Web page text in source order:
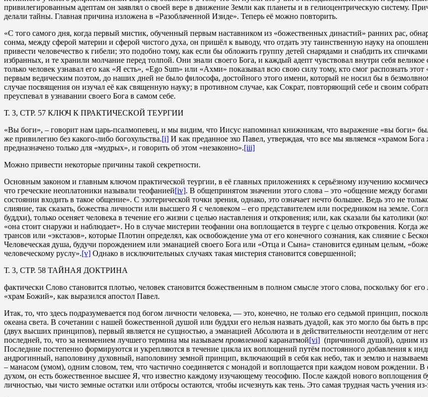
привилегированным адептам он заявлял о своей вере в движение Земли как планеты и в гелиоцентрическую систему.
делали тайны. Главная причина изложена в «Разоблаченной Изиде». Теперь её можно повторить.
«С того самого дня, когда первый мистик, обученный первым наставником из «божественных династий» ранних рас,
сонма, между сферой материи и сферой чистого духа, он пришёл к выводу, что отдать эту таинственную науку на
привести человечество к гибели; это подобно тому, как если бы обложить группу детей снарядами и снабдить их
избранных, и те хранили молчание перед толпой. Они знали своего Бога, и каждый адепт чувствовал внутри себя
только человек узнавал его как «Я есть», «Ego Sum» или «Ахми» показывал всю свою силу тому, кто смог распознать
первым ведическим поэтом, до наших дней не было философа, достойного этого имени, который не носил бы в
случае посвящения он изучал её как священную науку; в противном случае, как Сократ, повторяющий себе и своим
преуспевал в узнавании своего Бога в самом себе.
Т. 3, СТР. 57 КЛЮЧ К ПРАКТИЧЕСКОЙ ТЕУРГИИ
«Вы боги», – говорит нам царь-псалмопевец, и мы видим, что Иисус напоминал книжникам, что выражение «вы боги»
же привилегию без какого-либо богохульства.[i] И как преданное эхо Павел, утверждая, что все мы являемся «храмом Бога
предназначено только для «мудрых», и говорить об этом «незаконно».[iii]
Можно привести некоторые причины такой секретности.
Основным законом и главным ключом практической теургии, в её главных приложениях к серьёзному изучению
что греческие неоплатоники называли теофанией[iv]. В общепринятом значении этого слова – это «общение между
состоянии входить в такое общение». С эзотерической точки зрения, однако, это означает нечто большее. Ведь это не
слияние, так сказать, божества личности или высшего Я с человеком – его представителем или посредником на земле.
буддхи), только осеняет человека в течение его жизни с целью наставления и откровения; или, как сказали бы католики
«она стоит снаружи и наблюдает». Но в случае мистерии теофании она воплощается в теурге с целью откровения. Когда
трансов или «экстазов», которые Плотин определял, как освобождение ума от его конечного сознания, как слияние с
Человеческая душа, будучи порождением или эманацией своего Бога или «Отца и Сына» становится единым целым,
человеческому руслу».[v] Однако в исключительных случаях такая мистерия становится совершенной;
Т. 3, СТР. 58 ТАЙНАЯ ДОКТРИНА
фактически Слово становится плотью, человек становится божественным в полном смысле этого слова, поскольку бог
«храм Божий», как выразился апостол Павел.
Итак, то, что здесь подразумевается под богом личности человека, — это, конечно, не только его седьмой принцип,
океана света. В сочетании с нашей божественной душой или буддхи его нельзя назвать дуадой, как это могло бы быть в
(двух высших принципов), первый является не сущностью, а эманацией Абсолюта и в действительности неотделим от
последней, то, что за неимением лучшего термина мы называем проявленной каранатмой[vi] (причинной душой), одним из
Последние постепенно формируются и укрепляются в течение цикла их воплощений путём постоянного добавления к
андрогинный, наполовину духовный, наполовину земной принцип, включающий в себя как небо, так и землю и
– манасом (умом), одним словом, тем, что частично соединяется с монадой и воплощается при каждом новом
духом, он есть божественное высшее Я, что известно каждому изучающему теософию. После каждой нового воплощения
личностью, чьи чисто земные остатки или отбросы остаются, чтобы исчезнуть как тень. Это самая трудная часть учения